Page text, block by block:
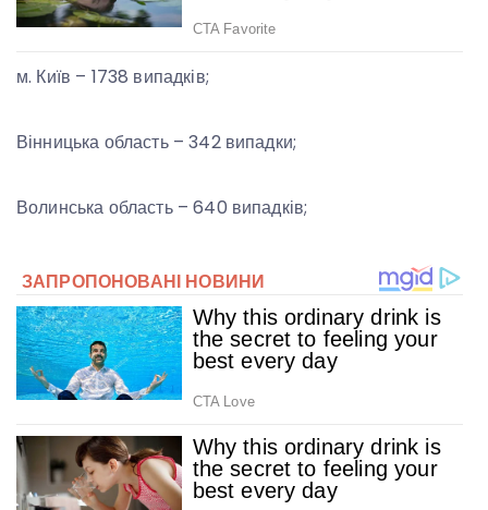
м. Київ – 1738 випадків;
Вінницька область – 342 випадки;
Волинська область – 640 випадків;